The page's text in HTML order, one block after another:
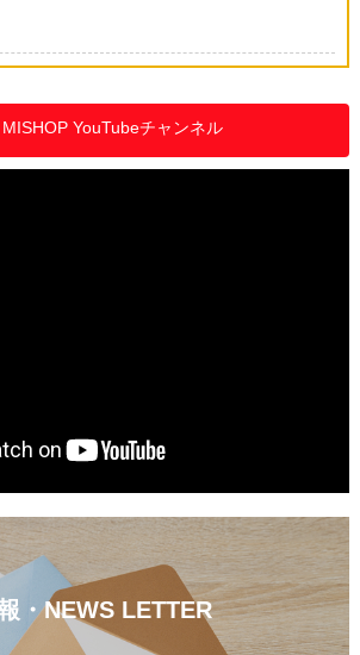
MISHOP YouTubeチャンネル
・NEWS LETTER